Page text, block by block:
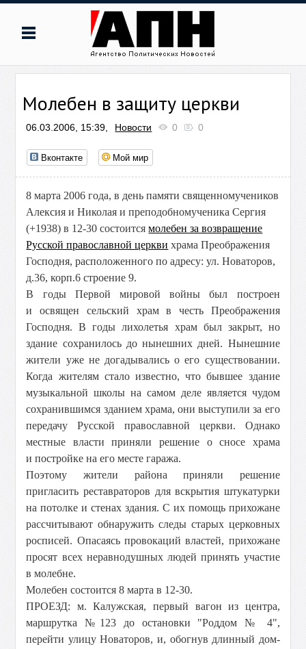
Молебен в защиту церкви
06.03.2006, 15:39, Новости 0 0
Вконтакте Мой мир
8 марта 2006 года, в день памяти священномучеников
Алексия и Николая и преподобномученика Сергия
(+1938) в 12-30 состоитсямолебен за возвращение
Русской православной церкви храма Преображения
Господня, расположенного по адресу: ул. Новаторов,
д.36, корп.6 строение 9.
В годы Первой мировой войны был построен
и освящен сельский храм в честь Преображения
Господня. В годы лихолетья храм был закрыт, но
здание сохранилось до нынешних дней. Нынешние
жители уже не догадывались о его существовании.
Когда жителям стало известно, что бывшее здание
музыкальной школы на самом деле является чудом
сохранившимся зданием храма, они выступили за его
передачу Русской православной церкви. Однако
местные власти приняли решение о сносе храма
и постройке на его месте гаража.
Поэтому жители района приняли решение
пригласить реставраторов для вскрытия штукатурки
на потолке и стенах здания. С их помощь прихожане
рассчитывают обнаружить следы старых церковных
росписей. Опасаясь провокаций властей, прихожане
просят всех неравнодушных людей принять участие
в молебне.
Молебен состоится 8 марта в 12-30.
ПРОЕЗД: м. Калужская, первый вагон из центра,
маршрутка №123 до остановки "Роддом № 4",
перейти улицу Новаторов, и, обогнув длинный дом-